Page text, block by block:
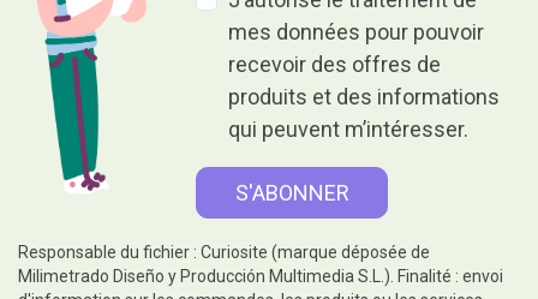
mes données pour pouvoir
recevoir des offres de
produits et des informations
qui peuvent m’intéresser.
Responsable du fichier : Curiosite (marque déposée de
Milimetrado Diseño y Producción Multimedia S.L.). Finalité : envoi